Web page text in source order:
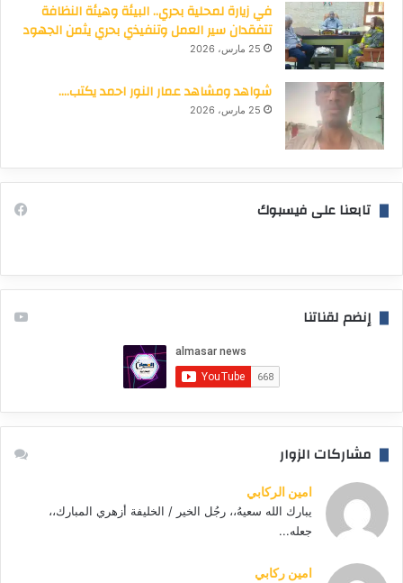
في زيارة لمحلية بحري.. البيئة وهيئة النظافة
تتفقدان سير العمل وتنفيذي بحري يثمن الجهود
25 مارس، 2026
شواهد ومشاهد عمار النور احمد يكتب….
25 مارس، 2026
تابعنا على فيسبوك
إنضم لقناتنا
مشاركات الزوار
امين الركابي
يبارك الله سعيهُ،، رجُل الخير / الخليفة أزهري المبارك،،
جعله...
امين ركابي